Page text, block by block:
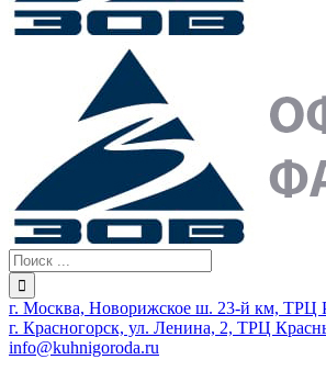
г. Москва, Новорижское ш. 23-й км, ТРЦ
г. Красногорск, ул. Ленина, 2, ТРЦ
info@kuhnigoroda.ru